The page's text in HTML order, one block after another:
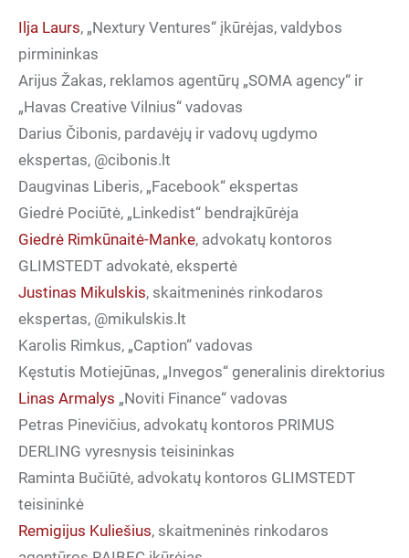
Ilja Laurs, „Nextury Ventures“ įkūrėjas, valdybos
pirmininkas
Arijus Žakas, reklamos agentūrų „SOMA agency“ ir
„Havas Creative Vilnius“ vadovas
Darius Čibonis, pardavėjų ir vadovų ugdymo
ekspertas, @cibonis.lt
Daugvinas Liberis, „Facebook“ ekspertas
Giedrė Pociūtė, „Linkedist“ bendraįkūrėja
Giedrė Rimkūnaitė-Manke, advokatų kontoros
GLIMSTEDT advokatė, ekspertė
Justinas Mikulskis, skaitmeninės rinkodaros
ekspertas, @mikulskis.lt
Karolis Rimkus, „Caption“ vadovas
Kęstutis Motiejūnas, „Invegos“ generalinis direktorius
Linas Armalys „Noviti Finance“ vadovas
Petras Pinevičius, advokatų kontoros PRIMUS
DERLING vyresnysis teisininkas
Raminta Bučiūtė, advokatų kontoros GLIMSTEDT
teisininkė
Remigijus Kuliešius, skaitmeninės rinkodaros